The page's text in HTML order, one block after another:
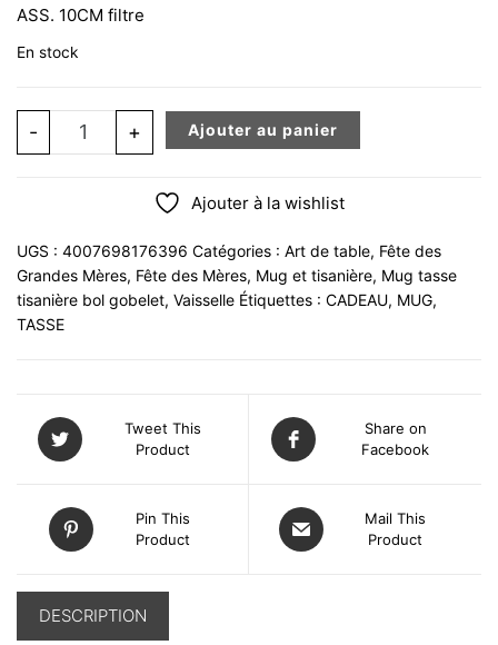
ASS. 10CM filtre
En stock
- quantité de Tisanière avec filtre et couvercle motif
+ Ajouter au panier
Ajouter à la wishlist
UGS : 4007698176396 Catégories : Art de table, Fête des
Grandes Mères, Fête des Mères, Mug et tisanière, Mug tasse
tisanière bol gobelet, Vaisselle Étiquettes : CADEAU, MUG,
TASSE
Tweet This
Product
Share on
Facebook
Pin This
Product
Mail This
Product
DESCRIPTION